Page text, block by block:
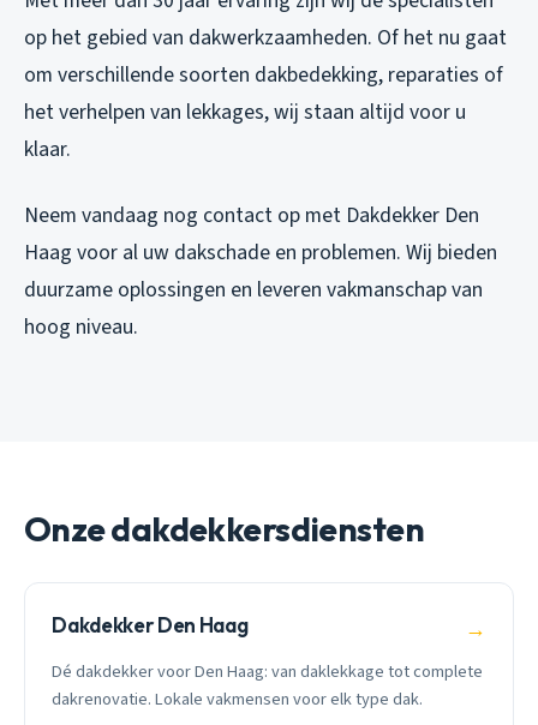
op het gebied van dakwerkzaamheden. Of het nu gaat
om verschillende soorten dakbedekking, reparaties of
het verhelpen van lekkages, wij staan altijd voor u
klaar.
Neem vandaag nog contact op met Dakdekker Den
Haag voor al uw dakschade en problemen. Wij bieden
duurzame oplossingen en leveren vakmanschap van
hoog niveau.
Onze dakdekkersdiensten
Dakdekker Den Haag →
Dé dakdekker voor Den Haag: van daklekkage tot complete
dakrenovatie. Lokale vakmensen voor elk type dak.